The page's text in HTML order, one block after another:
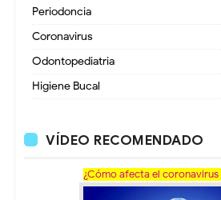
Periodoncia
Coronavirus
Odontopediatria
Higiene Bucal
VÍDEO RECOMENDADO
¿Cómo afecta el coronavirus